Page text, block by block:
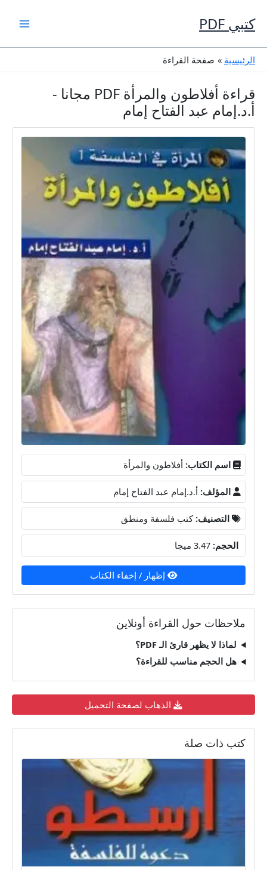
إلى
المحتوى
كتبي PDF
الرئيسية صفحة القراءة
قراءة أفلاطون والمرأة PDF مجانا -
أ.د.إمام عبد الفتاح إمام
اسم الكتاب: أفلاطون والمرأة
المؤلف: أ.د.إمام عبد الفتاح إمام
التصنيف: كتب فلسفة ومنطق
الحجم:
إظهار / إخفاء الكتاب
ملاحظات حول القراءة أونلاين
لماذا لا يظهر قارئ الـ PDF؟
هل الحجم مناسب للقراءة؟
الذهاب لصفحة التحميل
كتب ذات صلة